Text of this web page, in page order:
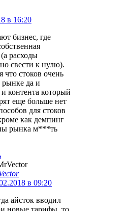
в 16:20
бизнес, где
расходы
свести к нулю).
что стоков очень
да и
и контента который
еще больше нет
для стоков
как демпинг
рынка м***ть
в 09:20
айсток вводил
новые тарифы, то